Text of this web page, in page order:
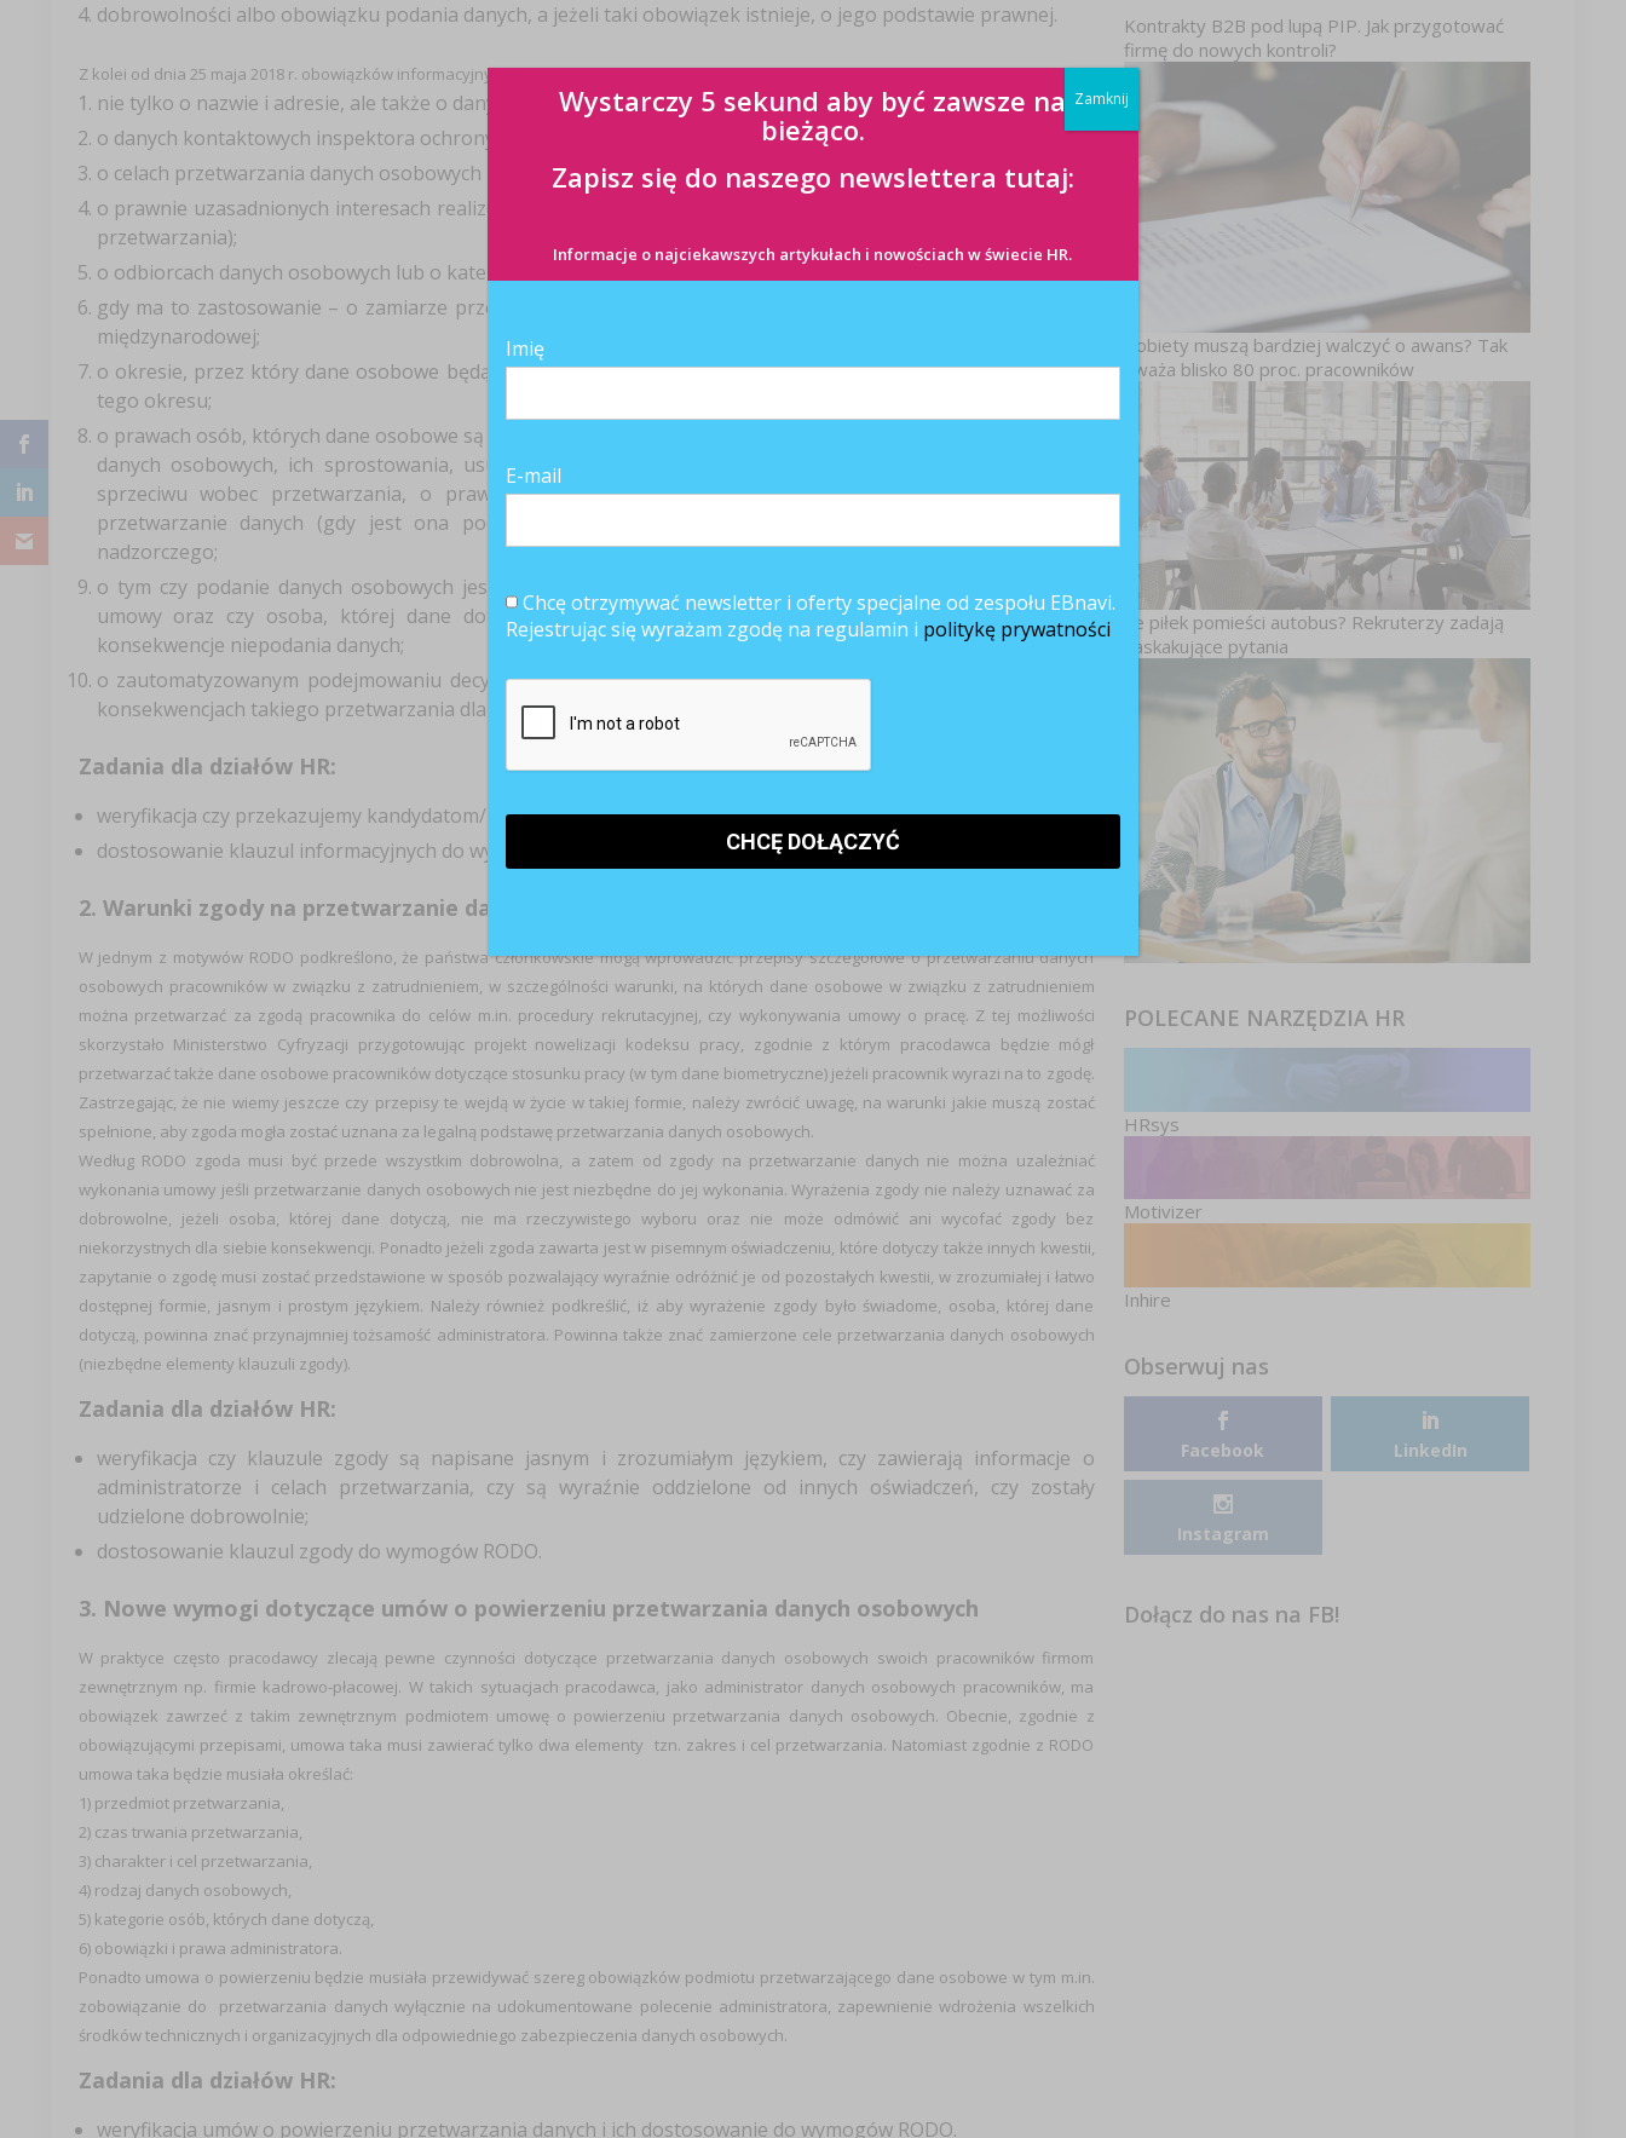
dobrowolności albo obowiązku podania danych, a jeżeli taki obowiązek istnieje, o jego podstawie prawnej.
Z kolei od dnia 25 maja 2018 r. obowiązków informacyjnych będzie znacznie więcej. I tak pracodawca będzie musiał informować m.in:
nie tylko o nazwie i adresie, ale także o danych kontaktowych;
o danych kontaktowych inspektora ochrony danych (jeżeli zostanie wyznaczony);
o celach przetwarzania danych osobowych i o podstawie prawnej przetwarzania;
o prawnie uzasadnionych interesach realizowanych przez administratora (w przypadku gdy są one podstawą
przetwarzania);
o odbiorcach danych osobowych lub o kategoriach odbiorców;
gdy ma to zastosowanie – o zamiarze przekazania danych osobowych do państwa trzeciego lub organizacji
międzynarodowej;
o okresie, przez który dane osobowe będą przechowywane, a gdy nie jest to możliwe, o kryteriach ustalania
tego okresu;
o prawach osób, których dane osobowe są zbierane, w tym o prawie do żądania od administratora dostępu do
danych osobowych, ich sprostowania, usunięcia lub ograniczenia przetwarzania, o prawie do wniesienia
sprzeciwu wobec przetwarzania, o prawie do przenoszenia danych, o prawie do cofnięcia zgody na
przetwarzanie danych (gdy jest ona podstawą przetwarzana), o prawie wniesienia skargi do organu
nadzorczego;
o tym czy podanie danych osobowych jest wymogiem ustawowym lub umownym lub warunkiem zawarcia
umowy oraz czy osoba, której dane dotyczą, jest zobowiązana do ich podania i jakie są ewentualne
konsekwencje niepodania danych;
o zautomatyzowanym podejmowaniu decyzji, w tym o profilowaniu, a także o znaczeniu i przewidywanych
konsekwencjach takiego przetwarzania dla osoby, której dane dotyczą;
Zadania dla działów HR:
weryfikacja czy przekazujemy kandydatom/pracownikom wszystkie wymagane przez RODO informacje;
dostosowanie klauzul informacyjnych do wymogów RODO.
2. Warunki zgody na przetwarzanie danych osobowych
W jednym z motywów RODO podkreślono, że państwa członkowskie mogą wprowadzić przepisy szczegółowe o przetwarzaniu danych
osobowych pracowników w związku z zatrudnieniem, w szczególności warunki, na których dane osobowe w związku z zatrudnieniem
można przetwarzać za zgodą pracownika do celów m.in. procedury rekrutacyjnej, czy wykonywania umowy o pracę. Z tej możliwości
skorzystało Ministerstwo Cyfryzacji przygotowując projekt nowelizacji kodeksu pracy, zgodnie z którym pracodawca będzie mógł
przetwarzać także dane osobowe pracowników dotyczące stosunku pracy (w tym dane biometryczne) jeżeli pracownik wyrazi na to zgodę.
Zastrzegając, że nie wiemy jeszcze czy przepisy te wejdą w życie w takiej formie, należy zwrócić uwagę, na warunki jakie muszą zostać
spełnione, aby zgoda mogła zostać uznana za legalną podstawę przetwarzania danych osobowych.
Według RODO zgoda musi być przede wszystkim dobrowolna, a zatem od zgody na przetwarzanie danych nie można uzależniać
wykonania umowy jeśli przetwarzanie danych osobowych nie jest niezbędne do jej wykonania. Wyrażenia zgody nie należy uznawać za
dobrowolne, jeżeli osoba, której dane dotyczą, nie ma rzeczywistego wyboru oraz nie może odmówić ani wycofać zgody bez
niekorzystnych dla siebie konsekwencji. Ponadto jeżeli zgoda zawarta jest w pisemnym oświadczeniu, które dotyczy także innych kwestii,
zapytanie o zgodę musi zostać przedstawione w sposób pozwalający wyraźnie odróżnić je od pozostałych kwestii, w zrozumiałej i łatwo
dostępnej formie, jasnym i prostym językiem. Należy również podkreślić, iż aby wyrażenie zgody było świadome, osoba, której dane
dotyczą, powinna znać przynajmniej tożsamość administratora. Powinna także znać zamierzone cele przetwarzania danych osobowych
(niezbędne elementy klauzuli zgody).
Zadania dla działów HR:
weryfikacja czy klauzule zgody są napisane jasnym i zrozumiałym językiem, czy zawierają informacje o
administratorze i celach przetwarzania, czy są wyraźnie oddzielone od innych oświadczeń, czy zostały
udzielone dobrowolnie;
dostosowanie klauzul zgody do wymogów RODO.
3. Nowe wymogi dotyczące umów o powierzeniu przetwarzania danych osobowych
W praktyce często pracodawcy zlecają pewne czynności dotyczące przetwarzania danych osobowych swoich pracowników firmom
zewnętrznym np. firmie kadrowo-płacowej. W takich sytuacjach pracodawca, jako administrator danych osobowych pracowników, ma
obowiązek zawrzeć z takim zewnętrznym podmiotem umowę o powierzeniu przetwarzania danych osobowych. Obecnie, zgodnie z
obowiązującymi przepisami, umowa taka musi zawierać tylko dwa elementy tzn. zakres i cel przetwarzania. Natomiast zgodnie z RODO
umowa taka będzie musiała określać:
1) przedmiot przetwarzania,
2) czas trwania przetwarzania,
3) charakter i cel przetwarzania,
4) rodzaj danych osobowych,
5) kategorie osób, których dane dotyczą,
6) obowiązki i prawa administratora.
Ponadto umowa o powierzeniu będzie musiała przewidywać szereg obowiązków podmiotu przetwarzającego dane osobowe w tym m.in.
zobowiązanie do przetwarzania danych wyłącznie na udokumentowane polecenie administratora, zapewnienie wdrożenia wszelkich
środków technicznych i organizacyjnych dla odpowiedniego zabezpieczenia danych osobowych.
Zadania dla działów HR:
weryfikacja umów o powierzeniu przetwarzania danych i ich dostosowanie do wymogów RODO.
Kontrakty B2B pod lupą PIP. Jak przygotować
firmę do nowych kontroli?
Kobiety muszą bardziej walczyć o awans? Tak
uważa blisko 80 proc. pracowników
Ile piłek pomieści autobus? Rekruterzy zadają
zaskakujące pytania
POLECANE NARZĘDZIA HR
HRsys
Motivizer
Inhire
Obserwuj nas
Facebook LinkedIn
Instagram
Dołącz do nas na FB!
Wystarczy 5 sekund aby być zawsze na
bieżąco.
Zapisz się do naszego newslettera tutaj:
Informacje o najciekawszych artykułach i nowościach w świecie HR.
Imię
E-mail
Chcę otrzymywać newsletter i oferty specjalne od zespołu EBnavi.
Rejestrując się wyrażam zgodę na regulamin i politykę prywatności
Zamknij